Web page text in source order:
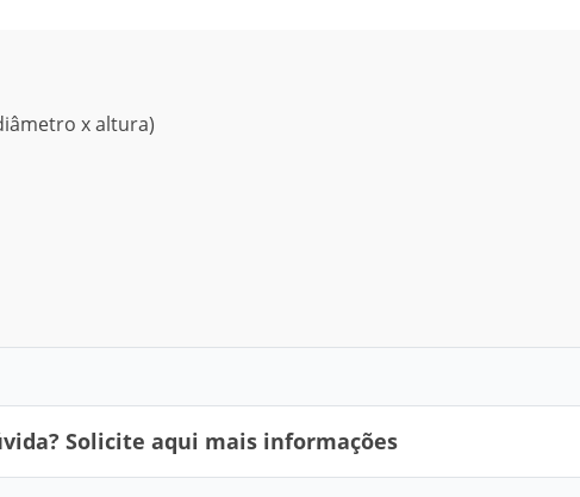
x altura)
Solicite aqui mais informações